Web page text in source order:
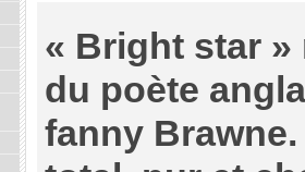
« Bright star
du poète
fanny Brawne.